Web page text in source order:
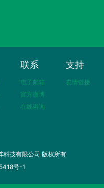
联系
电子邮箱
官方微博
在线咨询
支持
友情链接
技有限公司 版权所有
号-1